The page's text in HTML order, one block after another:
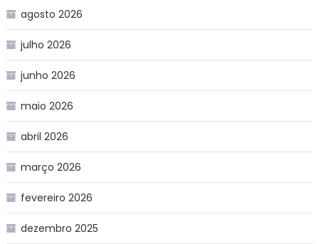
agosto 2026
julho 2026
junho 2026
maio 2026
abril 2026
março 2026
fevereiro 2026
dezembro 2025